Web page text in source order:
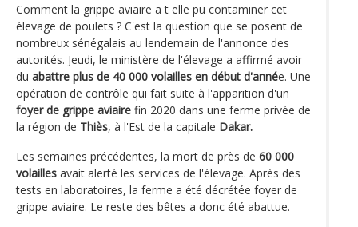
Comment la grippe aviaire a t elle pu contaminer cet
élevage de poulets ? C'est la question que se posent de
nombreux sénégalais au lendemain de l'annonce des
autorités. Jeudi, le ministère de l'élevage a affirmé avoir
du abattre plus de 40 000 volailles en début d'année. Une
opération de contrôle qui fait suite à l'apparition d'un
foyer de grippe aviaire fin 2020 dans une ferme privée de
la région de Thiès, à l'Est de la capitale Dakar.
Les semaines précédentes, la mort de près de 60 000
volailles avait alerté les services de l'élevage. Après des
tests en laboratoires, la ferme a été décrétée foyer de
grippe aviaire. Le reste des bêtes a donc été abattue.